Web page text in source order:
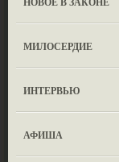
МИЛОСЕРДИЕ
ИНТЕРВЬЮ
АФИША